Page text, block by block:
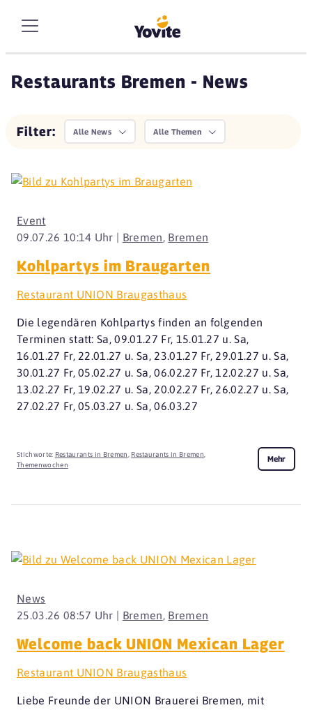
Restaurants Bremen - News
Filter: Alle News Alle Themen
09.07.26 10:14 Uhr | Bremen, Bremen
Event
Kohlpartys im Braugarten
Restaurant UNION Braugasthaus
Die legendären Kohlpartys finden an folgenden
Terminen statt: Sa, 09.01.27 Fr, 15.01.27 u. Sa,
16.01.27 Fr, 22.01.27 u. Sa, 23.01.27 Fr, 29.01.27 u. Sa,
30.01.27 Fr, 05.02.27 u. Sa, 06.02.27 Fr, 12.02.27 u. Sa,
13.02.27 Fr, 19.02.27 u. Sa, 20.02.27 Fr, 26.02.27 u. Sa,
27.02.27 Fr, 05.03.27 u. Sa, 06.03.27
Stichworte: Restaurants in Bremen Restaurants in Bremen
Themenwochen
Mehr
25.03.26 08:57 Uhr | Bremen, Bremen
News
Welcome back UNION Mexican Lager
Restaurant UNION Braugasthaus
Liebe Freunde der UNION Brauerei Bremen, mit